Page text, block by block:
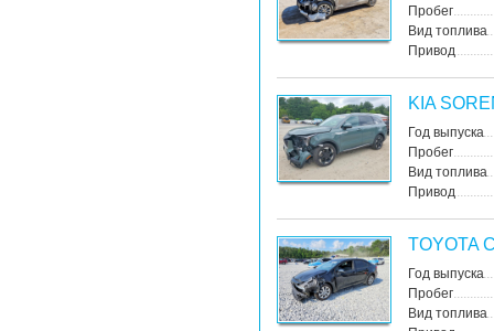
Пробег
Вид топлива
Привод
KIA
Год выпуска
Пробег
Вид топлива
Привод
TOYOTA
Год выпуска
Пробег
Вид топлива